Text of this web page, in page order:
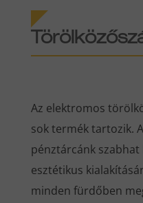
Az elektromos
sok termék tartozik.
pénztárcánk
esztétikus
minden fürdőben